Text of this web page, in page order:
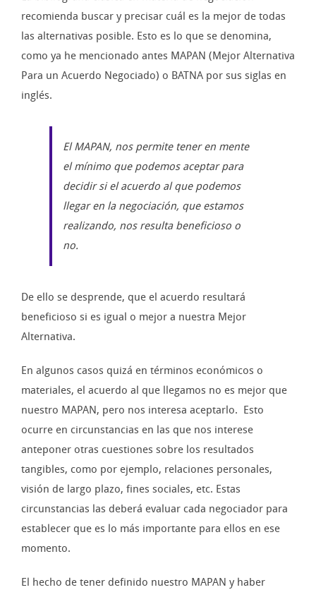
recomienda buscar y precisar cuál es la mejor de todas
las alternativas posible. Esto es lo que se denomina,
como ya he mencionado antes MAPAN (Mejor Alternativa
Para un Acuerdo Negociado) o BATNA por sus siglas en
inglés.
El MAPAN, nos permite tener en mente
el mínimo que podemos aceptar para
decidir si el acuerdo al que podemos
llegar en la negociación, que estamos
realizando, nos resulta beneficioso o
no.
De ello se desprende, que el acuerdo resultará
beneficioso si es igual o mejor a nuestra Mejor
Alternativa.
En algunos casos quizá en términos económicos o
materiales, el acuerdo al que llegamos no es mejor que
nuestro MAPAN, pero nos interesa aceptarlo. Esto
ocurre en circunstancias en las que nos interese
anteponer otras cuestiones sobre los resultados
tangibles, como por ejemplo, relaciones personales,
visión de largo plazo, fines sociales, etc. Estas
circunstancias las deberá evaluar cada negociador para
establecer que es lo más importante para ellos en ese
momento.
El hecho de tener definido nuestro MAPAN y haber